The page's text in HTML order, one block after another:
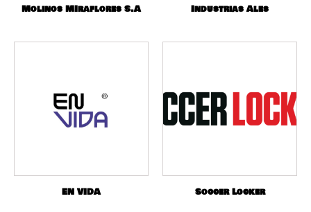
Molinos MIraflores S.A Industrias Ales
EN VIDA Soccer Locker